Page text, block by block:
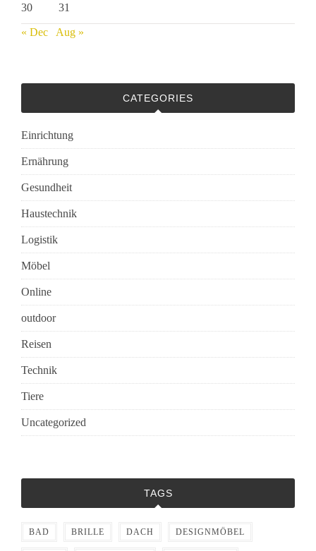
30 31
« Dec Aug »
CATEGORIES
Einrichtung
Ernährung
Gesundheit
Haustechnik
Logistik
Möbel
Online
outdoor
Reisen
Technik
Tiere
Uncategorized
TAGS
BAD BRILLE DACH DESIGNMÖBEL